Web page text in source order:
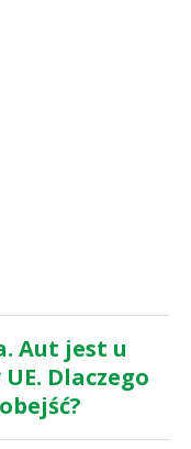
Aut jest u
Dlaczego